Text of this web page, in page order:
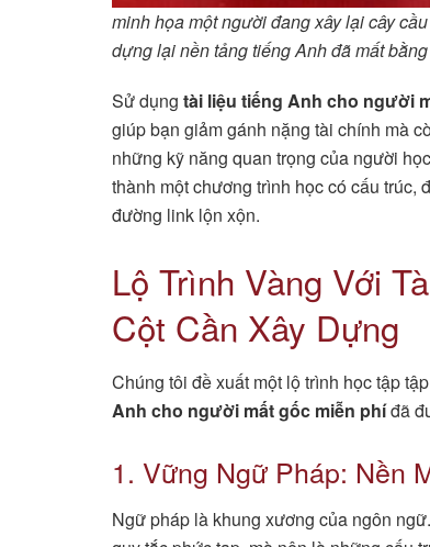
minh họa một người đang xây lại cây
dựng lại nền tảng tiếng Anh đã mất
Sử dụng tài liệu tiếng Anh cho người
giúp bạn giảm gánh nặng tài chính mà
những kỹ năng quan trọng của người
thành một chương trình học có cấu trúc,
đường link lộn xộn.
Lộ Trình Vàng Với
Cột Cần Xây Dựng
Chúng tôi đề xuất một lộ trình học tập
Anh cho người mất gốc miễn phíđã
1. Vững Ngữ Pháp: Nền
Ngữ pháp là khung xương của ngôn